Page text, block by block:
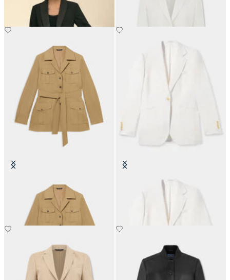
Giacca Safari in Lino con Cintura Blazer Monopetto in Lino Irlandese